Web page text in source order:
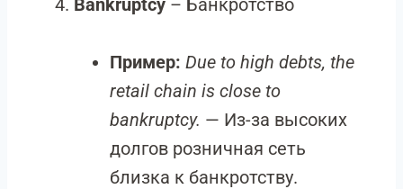
Bankruptcy – Банкротство
Пример: Due to high debts, the
retail chain is close to
bankruptcy. — Из-за высоких
долгов розничная сеть
близка к банкротству.